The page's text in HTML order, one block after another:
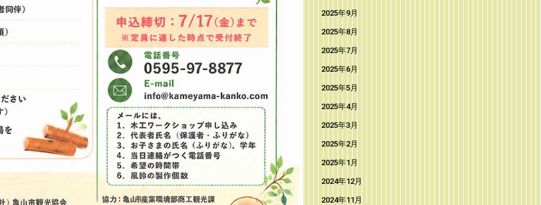
2025年9月
2025年8月
2025年7月
2025年6月
2025年5月
2025年4月
2025年3月
2025年2月
2025年1月
2024年12月
2024年11月